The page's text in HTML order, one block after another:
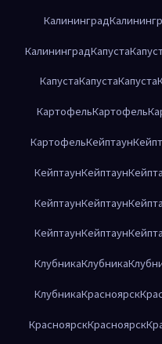
Калининград
КалининградКапуста
КапустаКапустаКапуста
КартофельКартофель
КартофельКейптаун
КейптаунКейптаун
КейптаунКейптаун
КейптаунКейптаун
КлубникаКлубника
КлубникаКрасноярск
КрасноярскКрасноярск